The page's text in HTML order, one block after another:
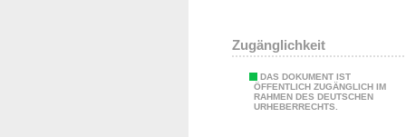
Zugänglichkeit
DAS DOKUMENT IST
ÖFFENTLICH ZUGÄNGLICH IM
RAHMEN DES DEUTSCHEN
URHEBERRECHTS.